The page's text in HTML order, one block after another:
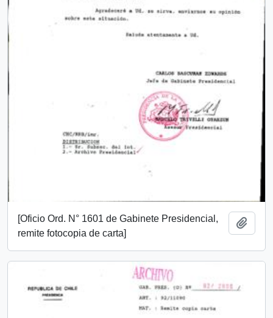
[Oficio Ord. N° 1601 de Gabinete Presidencial,
remite fotocopia de carta]